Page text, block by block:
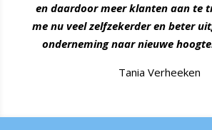
en daardoor meer klanten aan te
me nu veel zelfzekerder en beter
onderneming naar nieuwe
Tania Verheeken